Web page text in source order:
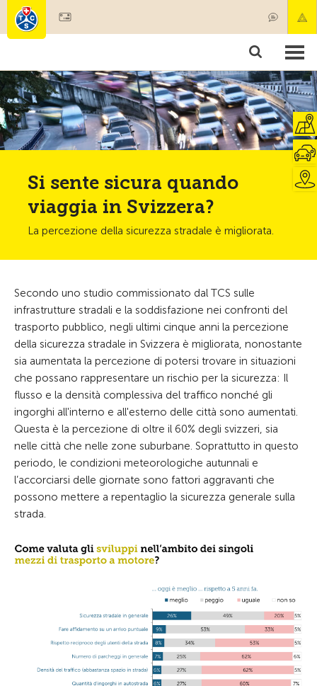
Societariato & prestazioni
Test, sicurezza & salute
Si sente sicura quando
viaggia in Svizzera?
La percezione della sicurezza stradale è migliorata.
Secondo uno studio commissionato dal TCS sulle
infrastrutture stradali e la soddisfazione nei confronti del
trasporto pubblico, negli ultimi cinque anni la percezione
della sicurezza stradale in Svizzera è migliorata, nonostante
sia aumentata la percezione di potersi trovare in situazioni
che possano rappresentare un rischio per la sicurezza: Il
flusso e la densità complessiva del traffico nonché gli
ingorghi all'interno e all'esterno delle città sono aumentati.
Questa è la percezione di oltre il 60% degli svizzeri, sia
nelle città che nelle zone suburbane. Soprattutto in questo
periodo, le condizioni meteorologiche autunnali e
l’accorciarsi delle giornate sono fattori aggravanti che
possono mettere a repentaglio la sicurezza generale sulla
strada.